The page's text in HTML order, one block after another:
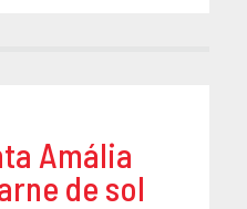
Amália
de sol